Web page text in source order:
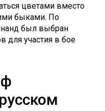
цветами вместо
быками. По
был выбран
для участия в бое